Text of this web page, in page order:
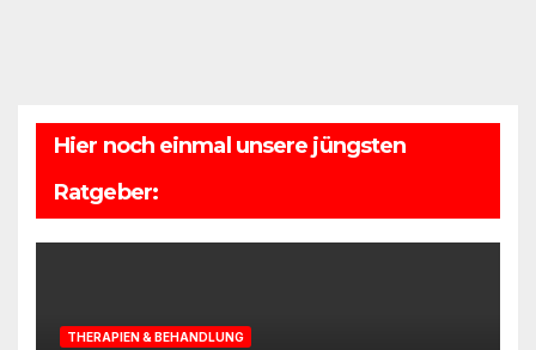
Hier noch einmal unsere jüngsten
Ratgeber:
THERAPIEN & BEHANDLUNG